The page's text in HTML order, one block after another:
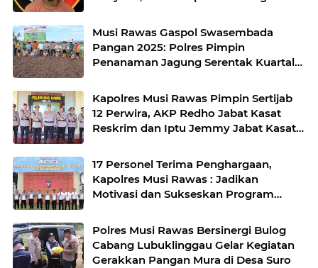
Musi Rawas Gaspol Swasembada
Pangan 2025: Polres Pimpin
Penanaman Jagung Serentak Kuartal
Kapolres Musi Rawas Pimpin Sertijab
12 Perwira, AKP Redho Jabat Kasat
Reskrim dan Iptu Jemmy Jabat Kasat
17 Personel Terima Penghargaan,
Kapolres Musi Rawas : Jadikan
Motivasi dan Sukseskan Program
Polres Musi Rawas Bersinergi Bulog
Cabang Lubuklinggau Gelar Kegiatan
Gerakkan Pangan Mura di Desa Suro